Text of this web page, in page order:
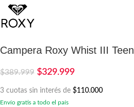
Campera Roxy Whist III Teen
$389.999 $329.999
3 cuotas sin interés de $110.000
Envío gratis a todo el país